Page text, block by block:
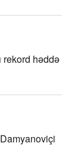
rekord həddə